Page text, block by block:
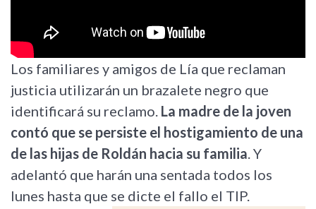
Los familiares y amigos de Lía que reclaman
justicia utilizarán un brazalete negro que
identificará su reclamo. La madre de la joven
contó que se persiste el hostigamiento de una
de las hijas de Roldán hacia su familia. Y
adelantó que harán una sentada todos los
lunes hasta que se dicte el fallo el TIP.